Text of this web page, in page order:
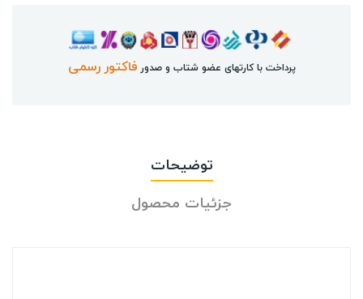
پرداخت با کارتهای عضو شتاب و صدور فاکتور رسمی
توضیحات
جزئیات محصول